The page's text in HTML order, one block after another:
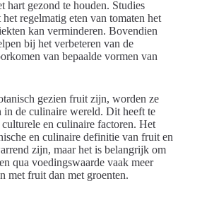
hart gezond te houden. Studies
regelmatig eten van tomaten het
kan verminderen. Bovendien
bij het verbeteren van de
van bepaalde vormen van
gezien fruit zijn, worden ze
in de culinaire wereld. Dit heeft te
en culinaire factoren. Het
en culinaire definitie van fruit en
zijn, maar het is belangrijk om
qua voedingswaarde vaak meer
met fruit dan met groenten.